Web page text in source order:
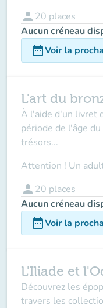
person 20 places
Aucun créneau
date_rangeVoir la
L'art du
À l'aide d'un livret
période de l'âge
trésors...
Attention ! Un
person 20 places
Aucun créneau
date_rangeVoir la
L'Iliade et
Découvrez les
travers les